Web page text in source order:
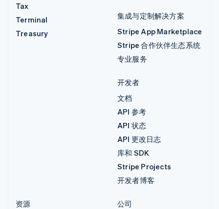
Tax
Terminal
Treasury
集成与定制解决方案
Stripe App Marketplace
Stripe 合作伙伴生态系统
专业服务
开发者
文档
API 参考
API 状态
API 更改日志
库和 SDK
Stripe Projects
开发者博客
资源
公司